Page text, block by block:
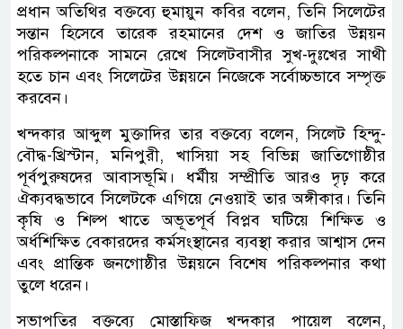
প্রধান অতিথির বক্তব্যে হুমায়ুন কবির বলেন, তিনি সিলেটের
সন্তান হিসেবে তারেক রহমানের দেশ ও জাতির উন্নয়ন
পরিকল্পনাকে সামনে রেখে সিলেটবাসীর সুখ-দুঃখের সাথী
হতে চান এবং সিলেটের উন্নয়নে নিজেকে সর্বোচ্চভাবে সম্পৃক্ত
করবেন।
খন্দকার আব্দুল মুক্তাদির তার বক্তব্যে বলেন, সিলেট হিন্দু-
বৌদ্ধ-খ্রিস্টান, মনিপুরী, খাসিয়া সহ বিভিন্ন জাতিগোষ্ঠীর
পূর্বপুরুষদের আবাসভূমি। ধর্মীয় সম্প্রীতি আরও দৃঢ় করে
ঐক্যবদ্ধভাবে সিলেটকে এগিয়ে নেওয়াই তার অঙ্গীকার। তিনি
কৃষি ও শিল্প খাতে অভূতপূর্ব বিপ্লব ঘটিয়ে শিক্ষিত ও
অর্ধশিক্ষিত বেকারদের কর্মসংস্থানের ব্যবস্থা করার আশ্বাস দেন
এবং প্রান্তিক জনগোষ্ঠীর উন্নয়নে বিশেষ পরিকল্পনার কথা
তুলে ধরেন।
সভাপতির বক্তব্যে মোস্তাফিজ খন্দকার পায়েল বলেন,